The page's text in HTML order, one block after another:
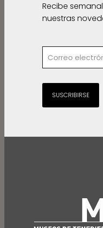
Recibe
nuestras
SUSCRIBIRSE